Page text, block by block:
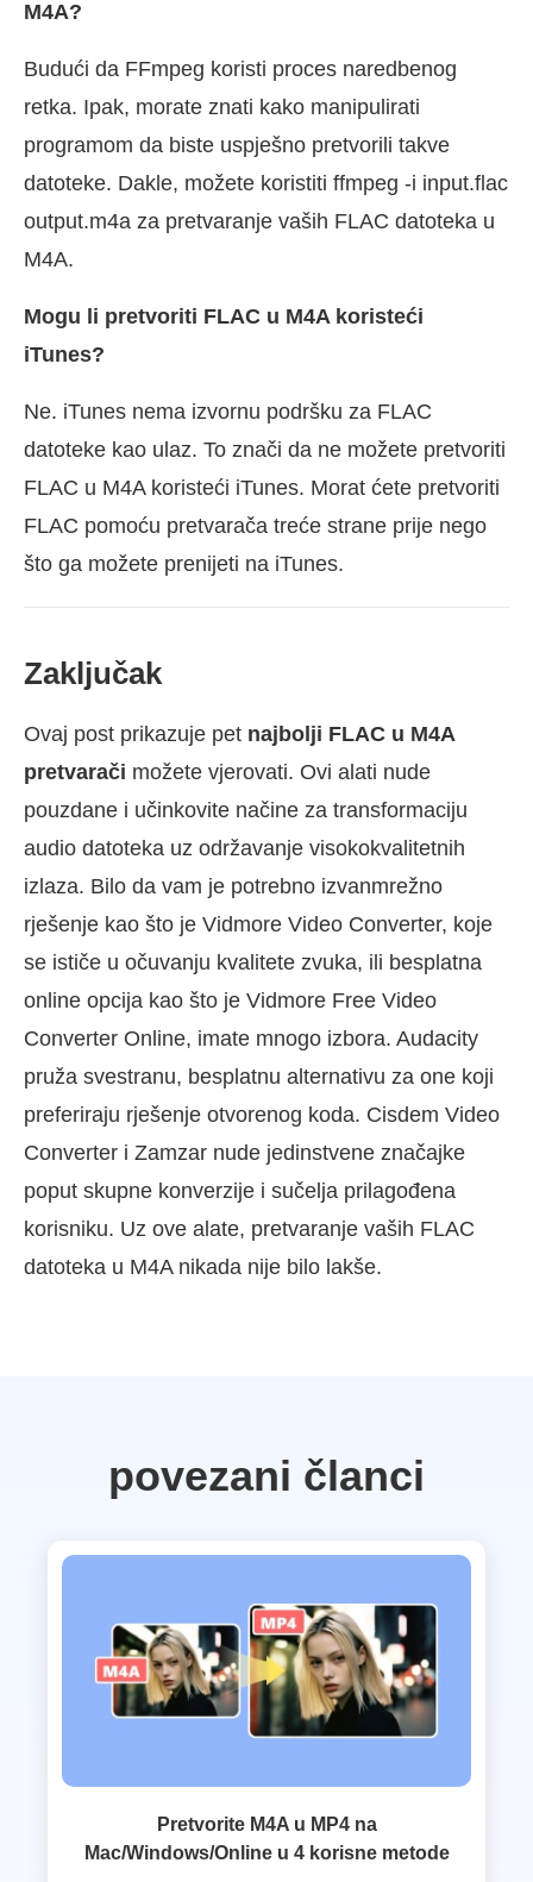
M4A?
Budući da FFmpeg koristi proces naredbenog
retka. Ipak, morate znati kako manipulirati
programom da biste uspješno pretvorili takve
datoteke. Dakle, možete koristiti ffmpeg -i input.flac
output.m4a za pretvaranje vaših FLAC datoteka u
M4A.
Mogu li pretvoriti FLAC u M4A koristeći
iTunes?
Ne. iTunes nema izvornu podršku za FLAC
datoteke kao ulaz. To znači da ne možete pretvoriti
FLAC u M4A koristeći iTunes. Morat ćete pretvoriti
FLAC pomoću pretvarača treće strane prije nego
što ga možete prenijeti na iTunes.
Zaključak
Ovaj post prikazuje pet najbolji FLAC u M4A
pretvarači možete vjerovati. Ovi alati nude
pouzdane i učinkovite načine za transformaciju
audio datoteka uz održavanje visokokvalitetnih
izlaza. Bilo da vam je potrebno izvanmrežno
rješenje kao što je Vidmore Video Converter, koje
se ističe u očuvanju kvalitete zvuka, ili besplatna
online opcija kao što je Vidmore Free Video
Converter Online, imate mnogo izbora. Audacity
pruža svestranu, besplatnu alternativu za one koji
preferiraju rješenje otvorenog koda. Cisdem Video
Converter i Zamzar nude jedinstvene značajke
poput skupne konverzije i sučelja prilagođena
korisniku. Uz ove alate, pretvaranje vaših FLAC
datoteka u M4A nikada nije bilo lakše.
povezani članci
Pretvorite M4A u MP4 na
Mac/Windows/Online u 4 korisne metode